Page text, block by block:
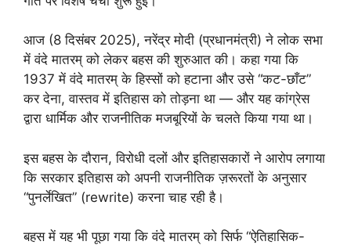
आज (8 दिसंबर 2025), नरेंद्र मोदी (प्रधानमंत्री) ने लोक सभा
में वंदे मातरम् को लेकर बहस की शुरुआत की। कहा गया कि
1937 में वंदे मातरम् के हिस्सों को हटाना और उसे “कट-छाँट”
कर देना, वास्तव में इतिहास को तोड़ना था — और यह कांग्रेस
द्वारा धार्मिक और राजनीतिक मजबूरियों के चलते किया गया था।
इस बहस के दौरान, विरोधी दलों और इतिहासकारों ने आरोप लगाया
कि सरकार इतिहास को अपनी राजनीतिक ज़रूरतों के अनुसार
“पुनर्लेखित” (rewrite) करना चाह रही है।
बहस में यह भी पूछा गया कि वंदे मातरम् को सिर्फ “ऐतिहासिक-